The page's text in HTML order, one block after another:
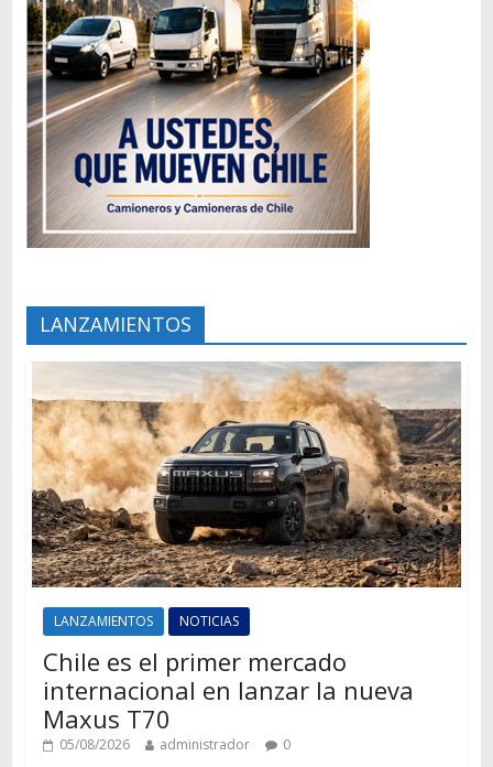
LANZAMIENTOS
LANZAMIENTOS NOTICIAS
Chile es el primer mercado
internacional en lanzar la nueva
Maxus T70
05/08/2026 administrador 0